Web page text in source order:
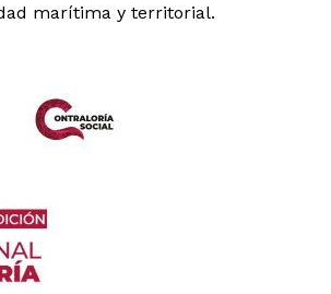
marítima y territorial.